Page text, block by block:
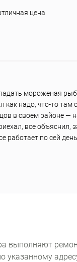
цена
мороженая
как надо, что-то там
в своем районе —
все объяснил,
работает по сей
выполняют
указанному